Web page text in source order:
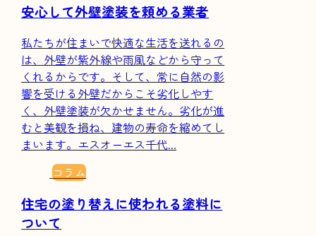
安心して外壁塗装を頼める業者
私たちが住まいで快適な生活を送れるの
は、外壁が紫外線や雨風などから守って
くれるからです。そして、常に自然の影
響を受ける外壁だからこそ劣化しやす
く、外壁塗装が欠かせません。劣化が進
むと美観を損ね、建物の寿命を縮めてし
まいます。エスオーエス千代...
コラム
住宅の塗り替えに使われる塗料に
ついて